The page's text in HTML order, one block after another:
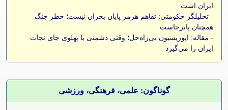
ایران است
- تحلیلگر حکومتی: تفاهم هرمز پایان بحران نیست؛ خطر جنگ
همچنان پابرجاست
- مقاله: اپوزیسیون بی‌راه‌حل؛ وقتی دشمنی با پهلوی جای نجات
ایران را می‌گیرد
گوناگون: علمی، فرهنگی، ورزشی